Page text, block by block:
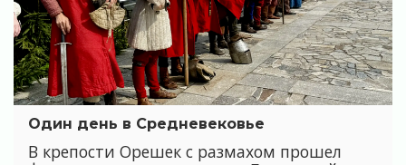
Один день в Средневековье
В крепости Орешек с размахом прошел